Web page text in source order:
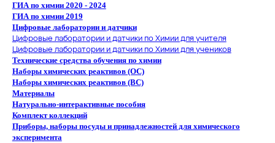
ГИА по химии 2020 - 2024
ГИА по химии 2019
Цифровые лаборатории и датчики
Цифровые лаборатории и датчики по Химии для учителя
Цифровые лаборатории и датчики по Химии для учеников
Технические средства обучения по химии
Наборы химических реактивов (ОС)
Наборы химических реактивов (ВС)
Материалы
Натурально-интерактивные пособия
Комплект коллекций
Приборы, наборы посуды и принадлежностей для химического
эксперимента